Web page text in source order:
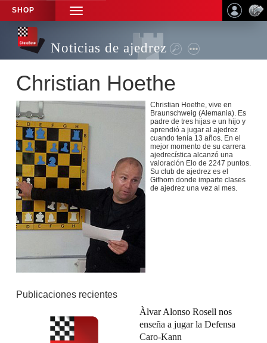
SHOP
TOGGLE
NAVIGATION
Noticias de ajedrez
Christian Hoethe
Christian Hoethe, vive en
Braunschweig (Alemania). Es
padre de tres hijas e un hijo y
aprendió a jugar al ajedrez
cuando tenía 13 años. En el
mejor momento de su carrera
ajedrecística alcanzó una
valoración Elo de 2247 puntos.
Su club de ajedrez es el
Gifhorn donde imparte clases
de ajedrez una vez al mes.
Publicaciones recientes
Àlvar Alonso Rosell nos
enseña a jugar la Defensa
Caro-Kann